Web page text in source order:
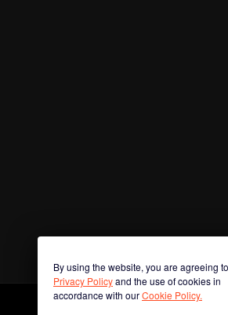
By using the website, you are agreeing
Privacy Policyand the use of cookies in
accordance with ourCookie Policy.